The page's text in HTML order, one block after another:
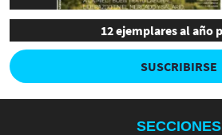
12 ejemplares al año
SUSCRIBIRSE
SECCIONES